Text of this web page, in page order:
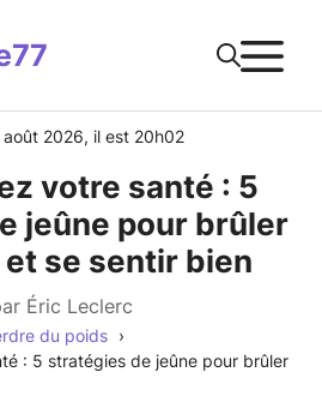
août 2026, il est 20h02
votre santé : 5
jeûne pour brûler
se sentir bien
Éric Leclerc
du poids
: 5 stratégies de jeûne pour brûler